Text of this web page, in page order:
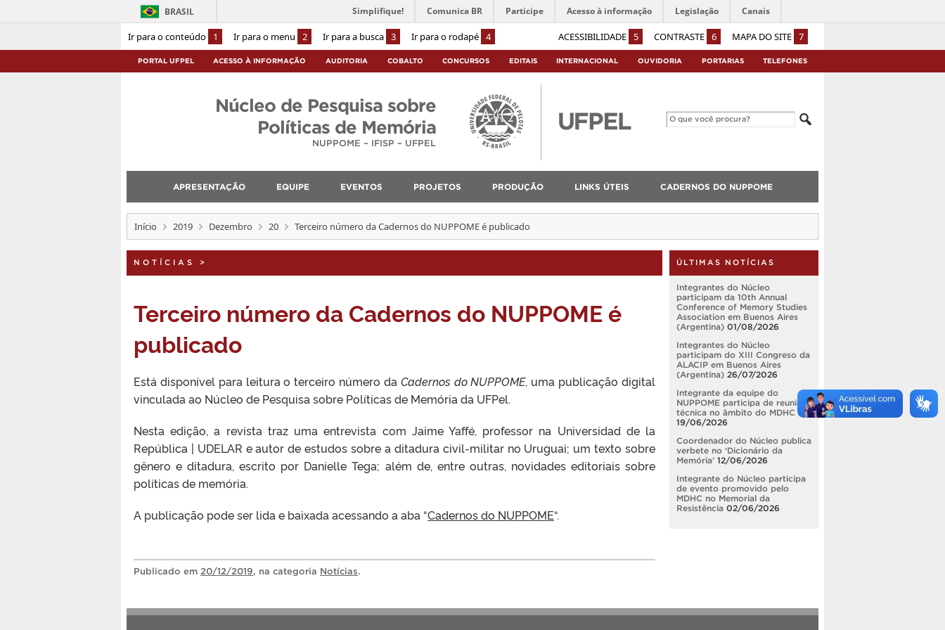
Ir para o conteúdo 1 Ir para o menu 2 Ir para a busca 3 Ir para o rodapé 4 ACESSIBILIDADE 5 CONTRASTE 6 MAPA DO SITE 7
BRASIL Simplifique! Comunica BR Participe Acesso à informação Legislação Canais
PORTAL UFPEL ACESSO À INFORMAÇÃO AUDITORIA COBALTO CONCURSOS EDITAIS INTERNACIONAL OUVIDORIA PORTARIAS TELEFONES
Núcleo de Pesquisa sobre
Políticas de Memória
NUPPOME – IFISP – UFPEL
APRESENTAÇÃO EQUIPE EVENTOS PROJETOS PRODUÇÃO LINKS ÚTEIS CADERNOS DO NUPPOME
Início 2019 Dezembro 20 Terceiro número da Cadernos do NUPPOME é publicado
NOTÍCIAS >
Terceiro número da Cadernos do NUPPOME é
publicado
Está disponível para leitura o terceiro número da Cadernos do NUPPOME, uma publicação digital
vinculada ao Núcleo de Pesquisa sobre Políticas de Memória da UFPel.
Nesta edição, a revista traz uma entrevista com Jaime Yaffé, professor na Universidad de la
República | UDELAR e autor de estudos sobre a ditadura civil-militar no Uruguai; um texto sobre
gênero e ditadura, escrito por Danielle Tega; além de, entre outras, novidades editoriais sobre
políticas de memória.
A publicação pode ser lida e baixada acessando a aba “Cadernos do NUPPOME“.
Publicado em 20/12/2019, na categoria Notícias.
ÚLTIMAS NOTÍCIAS
Integrantes do Núcleo
participam da 10th Annual
Conference of Memory Studies
Association em Buenos Aires
(Argentina) 01/08/2026
Integrantes do Núcleo
participam do XIII Congreso da
ALACIP em Buenos Aires
(Argentina) 26/07/2026
Integrante da equipe do
NUPPOME participa de reunião
técnica no âmbito do MDHC
19/06/2026
Coordenador do Núcleo publica
verbete no ‘Dicionário da
Memória’ 12/06/2026
Integrante do Núcleo participa
de evento promovido pelo
MDHC no Memorial da
Resistência 02/06/2026